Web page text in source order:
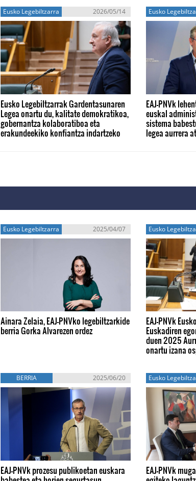
Eusko Legebiltzarra 2026/05/14
Eusko Legebiltzarrak Gardentasunaren
Legea onartu du, kalitate demokratikoa,
gobernantza kolaboratiboa eta
erakundeekiko konfiantza indartzeko
Eusko
EAJ-PNVk
euskal
sistema
legea aurrera
Eusko Legebiltzarra 2025/04/07
Ainara Zelaia, EAJ-PNVko legebiltzarkide
berria Gorka Alvarezen ordez
Eusko
EAJ-PNVk
Euskadiren
duen 2025
onartu izana
BERRIA 2025/06/20
EAJ-PNVk prozesu publikoetan euskara
Eusko
EAJ-PNVk